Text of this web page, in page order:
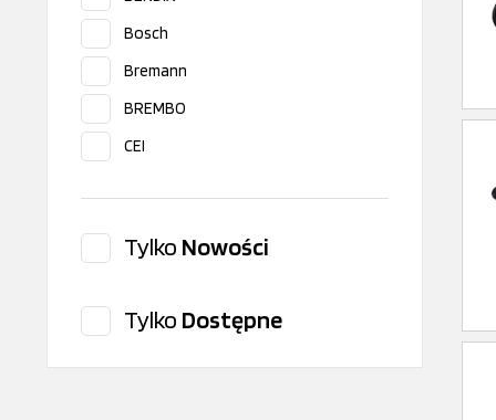
Bosch
Bremann
BREMBO
CEI
Delphi
EBS
EMMERE
Tylko Nowości
Tylko Dostępne